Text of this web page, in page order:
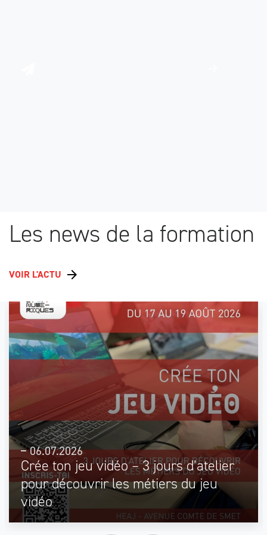
Les news de la formation
VOIR L'ACTU
Crée ton jeu vidéo – 3 jours d’atelier
pour découvrir les métiers du jeu
vidéo
06.07.2026